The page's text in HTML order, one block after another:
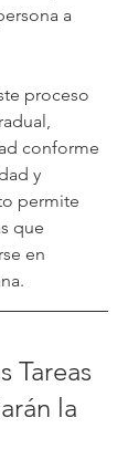
a
proceso
conforme
y
permite
que
en
Tareas
la